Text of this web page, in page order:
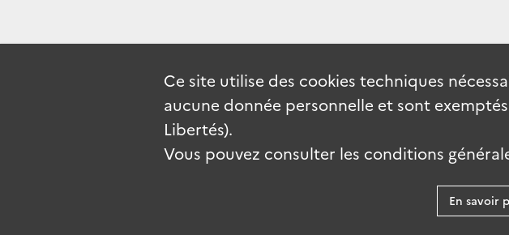
Ce site utilise des cookies techniques
aucune donnée personnelle et sont
Libertés).
Vous pouvez consulter les conditions
En savoir